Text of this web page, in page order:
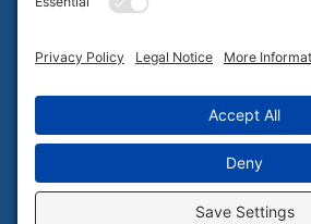
Abonnez-vous à notre
Politique de
Plan du site